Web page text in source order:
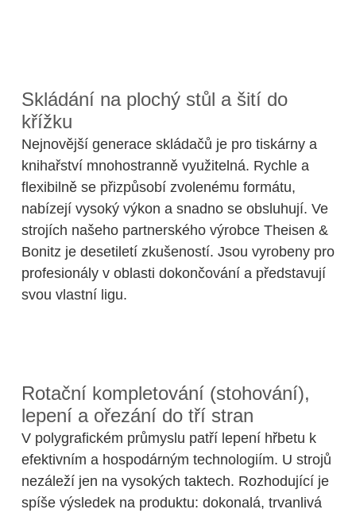
Skládání na plochý stůl a šití do
křížku
Nejnovější generace skládačů je pro tiskárny a
knihařství mnohostranně využitelná. Rychle a
flexibilně se přizpůsobí zvolenému formátu,
nabízejí vysoký výkon a snadno se obsluhují. Ve
strojích našeho partnerského výrobce Theisen &
Bonitz je desetiletí zkušeností. Jsou vyrobeny pro
profesionály v oblasti dokončování a představují
svou vlastní ligu.
Rotační kompletování (stohování),
lepení a ořezání do tří stran
V polygrafickém průmyslu patří lepení hřbetu k
efektivním a hospodárným technologiím. U strojů
nezáleží jen na vysokých taktech. Rozhodující je
spíše výsledek na produktu: dokonalá, trvanlivá